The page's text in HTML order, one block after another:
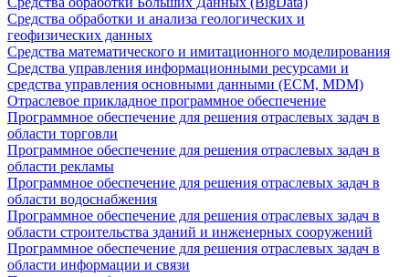
Средства обработки и анализа геологических и
геофизических данных
Средства математического и имитационного моделирования
Средства управления информационными ресурсами и
средства управления основными данными (ECM, MDM)
Отраслевое прикладное программное обеспечение
Программное обеспечение для решения отраслевых задач в
области торговли
Программное обеспечение для решения отраслевых задач в
области рекламы
Программное обеспечение для решения отраслевых задач в
области водоснабжения
Программное обеспечение для решения отраслевых задач в
области строительства зданий и инженерных сооружений
Программное обеспечение для решения отраслевых задач в
области информации и связи